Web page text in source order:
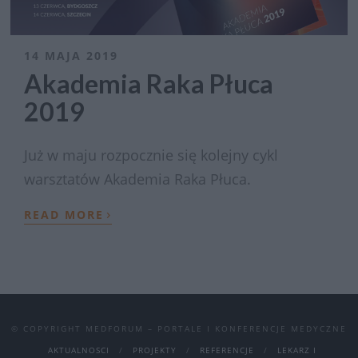
14 MAJA 2019
Akademia Raka Płuca
2019
Już w maju rozpocznie się kolejny cykl
warsztatów Akademia Raka Płuca.
READ MORE ›
© COPYRIGHT MEDFORUM – PORTALE I KONFERENCJE MEDYCZNE
AKTUALNOSCI
PROJEKTY REFERENCJE
LEKARZ I